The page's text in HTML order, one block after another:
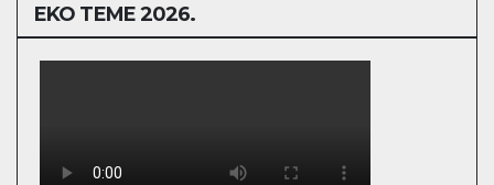
EKO TEME 2026.